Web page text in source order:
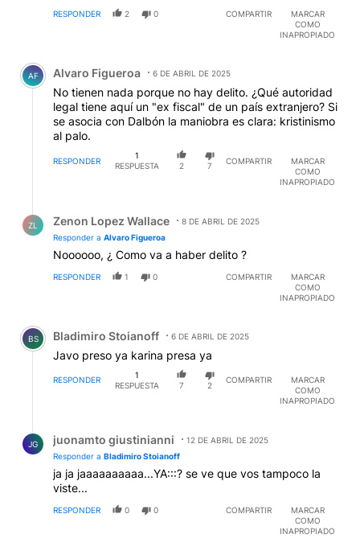
RESPONDER 2 0 COMPARTIR
MARCAR
COMO
INAPROPIADO
Comentario de Alvaro Figueroa.
AF Alvaro Figueroa 6 DE ABRIL DE 2025
No tienen nada porque no hay delito. ¿Qué autoridad
legal tiene aquí un "ex fiscal" de un país extranjero? Si
se asocia con Dalbón la maniobra es clara: kristinismo
al palo.
RESPONDER
1
RESPUESTA
2 7
COMPARTIR
MARCAR
COMO
INAPROPIADO
ZL Zenon Lopez Wallace
8 DE ABRIL DE 2025
Responder a Alvaro Figueroa
Noooooo, ¿ Como va a haber delito ?
RESPONDER 1 0 COMPARTIR
MARCAR
COMO
INAPROPIADO
Comentario de Bladimiro Stoianoff.
BS Bladimiro Stoianoff 6 DE ABRIL DE 2025
Javo preso ya karina presa ya
RESPONDER
1
RESPUESTA
7 2
COMPARTIR
MARCAR
COMO
INAPROPIADO
JG juonamto giustinianni
12 DE ABRIL DE 2025
Responder a Bladimiro Stoianoff
ja ja jaaaaaaaaaa...YA:::? se ve que vos tampoco la
viste...
RESPONDER 0 0 COMPARTIR
MARCAR
COMO
INAPROPIADO